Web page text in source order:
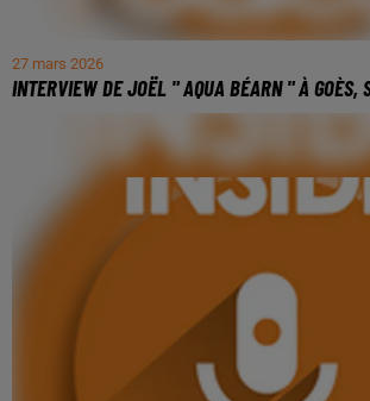
27 mars 2026
INTERVIEW DE JOËL " AQUA BÉARN " À GOÈS,